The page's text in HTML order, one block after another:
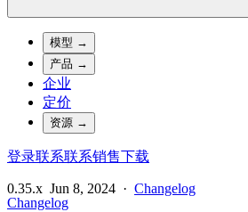
模型 →
产品 →
企业
定价
资源 →
登录联系联系销售下载
0.35.x Jun 8, 2024 · Changelog
Changelog